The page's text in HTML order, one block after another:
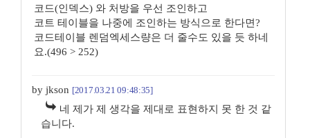
코드(인덱스) 와 처방을 우선 조인하고
코트 테이블을 나중에 조인하는 방식으로 한다면?
코드테이블 렌덤엑세스량은 더 줄수도 있을 듯 하네
요.(496 > 252)
by jkson [2017.03.21 09:48:35]
네 제가 제 생각을 제대로 표현하지 못 한 것 같
습니다.